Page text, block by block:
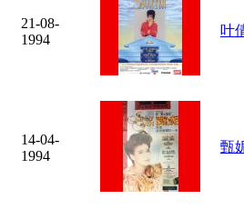
21-08-
1994
叶
14-04-
1994
甄